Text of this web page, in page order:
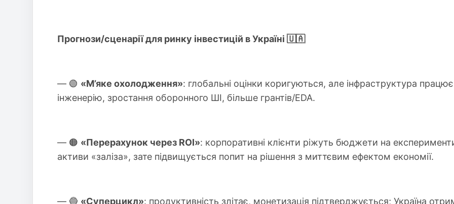
Прогнози/сценарії для ринку інвестицій в Україні 🇺🇦
— 🟢 «М’яке охолодження»: глобальні оцінки коригуються, але інфраструктура
інженерію, зростання оборонного ШІ, більше грантів/EDA.
— 🟠 «Перерахунок через ROI»: корпоративні клієнти ріжуть бюджети на
активи «заліза», зате підвищується попит на рішення з миттєвим ефектом економії.
— 🔵 «Суперцикл»: продуктивність злітає, монетизація підтверджується; Україна